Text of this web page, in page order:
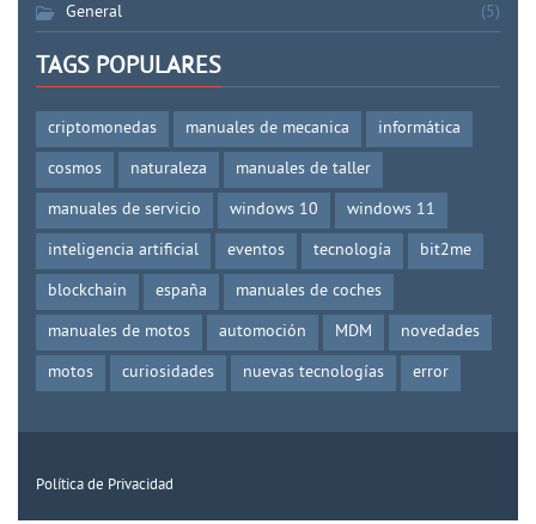
General
(5)
TAGS POPULARES
criptomonedas manuales de mecanica
informática
cosmos
naturaleza
manuales de taller
manuales de servicio
windows 10
windows 11
inteligencia artificial
eventos tecnología
bit2me
blockchain
españa
manuales de coches
manuales de motos
automoción MDM
novedades
motos
curiosidades nuevas tecnologías error
Política de Privacidad